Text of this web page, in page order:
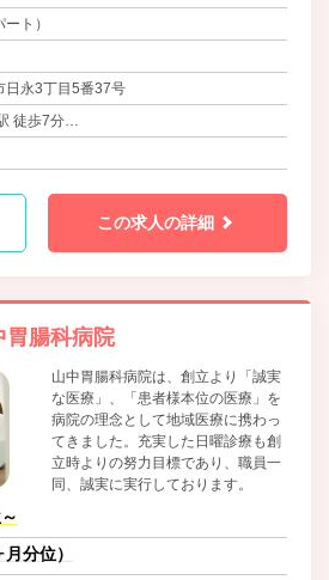
ト）
日永3丁目5番37号
徒歩7分
駅 徒歩6分
この求人の詳細
胃腸科病院
山中胃腸科病院は、創立より「誠実
な医療」、「患者様本位の医療」を
病院の理念として地域医療に携わっ
てきました。充実した日曜診療も創
立時よりの努力目標であり、職員一
同、誠実に実行しております。
分位）